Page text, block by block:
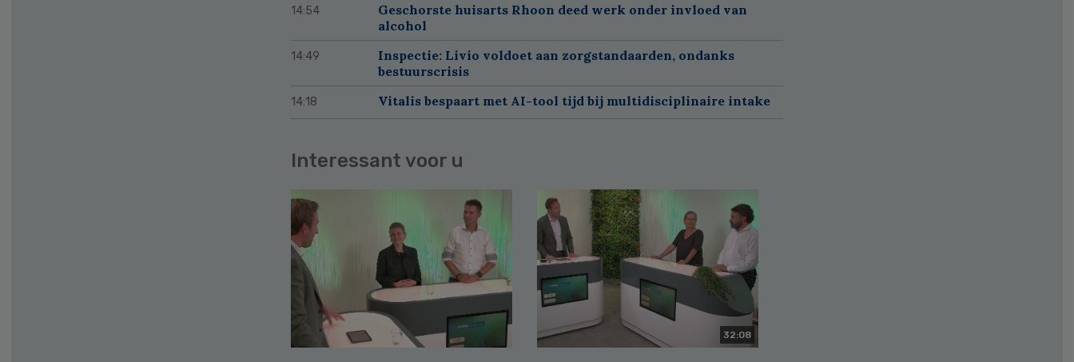
14:54
Geschorste huisarts Rhoon deed werk onder invloed van
alcohol
14:49
Inspectie: Livio voldoet aan zorgstandaarden, ondanks
bestuurscrisis
14:18 Vitalis bespaart met AI-tool tijd bij multidisciplinaire intake
Interessant voor u
32:08